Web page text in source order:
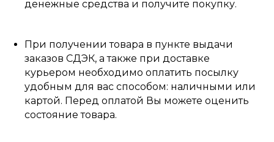
денежные средства и получите покупку.
При получении товара в пункте выдачи
заказов СДЭК, а также при доставке
курьером необходимо оплатить посылку
удобным для вас способом: наличными или
картой. Перед оплатой Вы можете оценить
состояние товара.